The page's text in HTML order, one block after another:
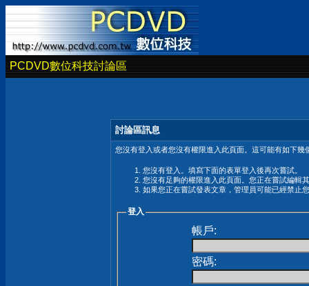
PCDVD數位科技討論區
討論區訊息
您沒有登入或者您沒有權限進入此頁面。這可能有如下幾
您沒有登入。填寫下面的表單登入後再次嘗試。
您沒有足夠的權限進入此頁面。您正在嘗試編輯
如果您正在嘗試發表文章，管理員可能已經禁止
登入
帳戶:
密碼: